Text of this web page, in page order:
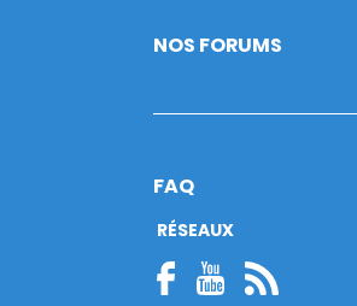
NOS FORUMS
FAQ
RÉSEAUX